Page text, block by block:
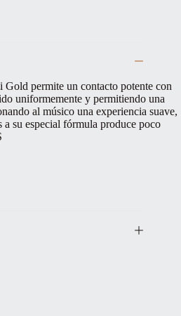
Gold permite un contacto potente con
uniformemente y permitiendo una
al músico una experiencia suave,
su especial fórmula produce poco